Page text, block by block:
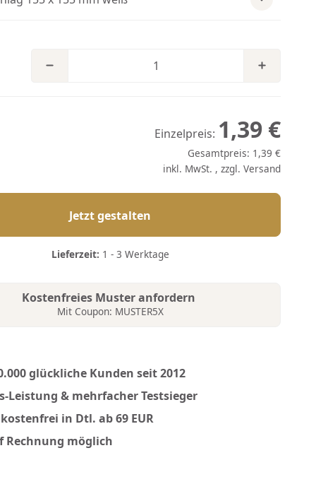
Einzelpreis: 1,39 €
Gesamtpreis: 1,39 €
inkl. MwSt. , zzgl. Versand
Jetzt gestalten
Lieferzeit: 1 - 3 Werktage
Kostenfreies Muster anfordern
Mit Coupon: MUSTER5X
glückliche Kunden seit 2012
Leistung & mehrfacher Testsieger
in Dtl. ab 69 EUR
Rechnung möglich